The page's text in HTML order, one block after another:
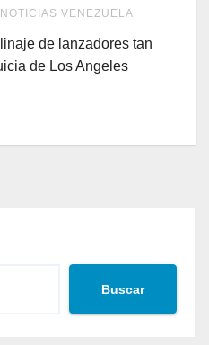
NOTICIAS VENEZUELA
de lanzadores tan
de Los Angeles
Buscar